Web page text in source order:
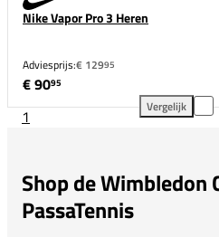
Nike Vapor Pro 3 Heren
Adviesprijs:€ 12995
€ 9095
Vergelijk
Nike Vapor
1
Shop de Wimbledon
PassaTennis